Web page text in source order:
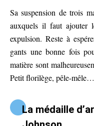
Sa suspension de trois
auxquels il faut ajouter
expulsion. Reste à
gants une bonne fois
matière sont
Petit florilège, pêle-mêle…
La médaille